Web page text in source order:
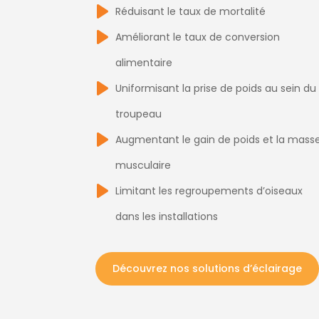
Réduisant le taux de mortalité
Améliorant le taux de conversion
alimentaire
Uniformisant la prise de poids au sein du
troupeau
Augmentant le gain de poids et la
musculaire
Limitant les regroupements d’oiseaux
dans les installations
Découvrez nos solutions d’éclairage